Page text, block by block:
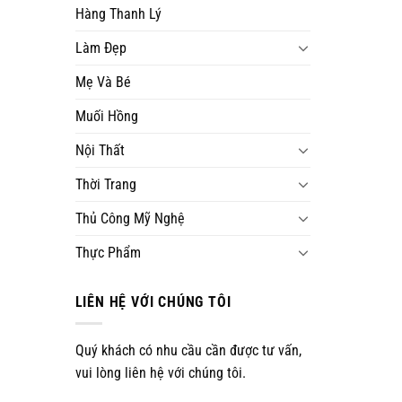
Hàng Thanh Lý
Làm Đẹp
Mẹ Và Bé
Muối Hồng
Nội Thất
Thời Trang
Thủ Công Mỹ Nghệ
Thực Phẩm
LIÊN HỆ VỚI CHÚNG TÔI
Quý khách có nhu cầu cần được tư vấn,
vui lòng liên hệ với chúng tôi.